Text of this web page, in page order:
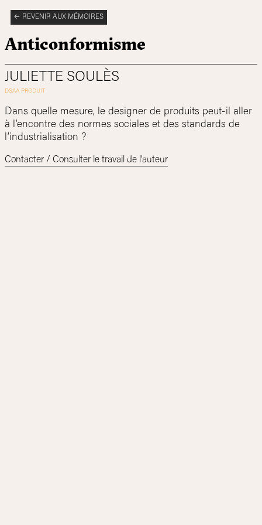
REVENIR AUX MÉMOIRES
Anticonformisme
JULIETTE SOULÈS
Dans quelle mesure, le designer de produits peut-il aller
à l’encontre des normes sociales et des standards de
l’industrialisation ?
Contacter / Consulter le travail de l'auteur